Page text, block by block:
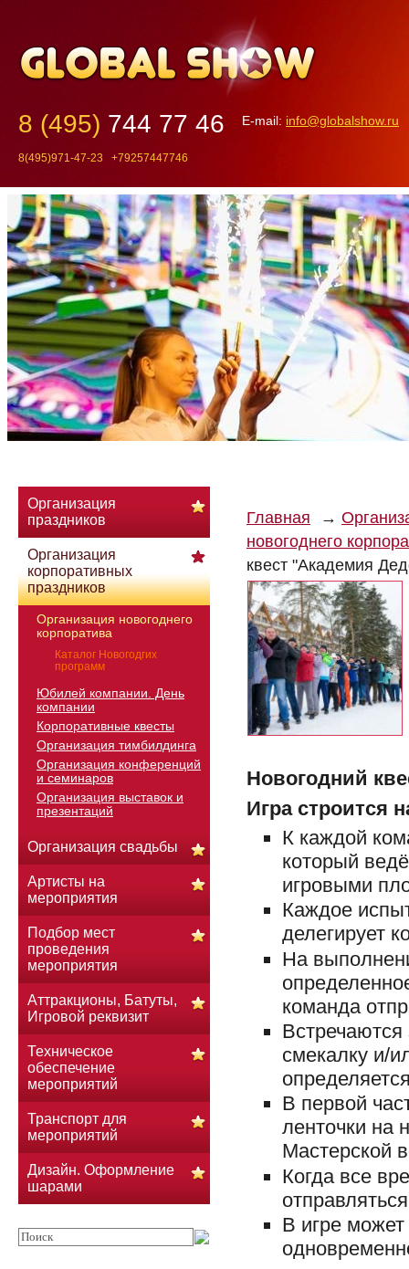
8 (495) 744 77 46
8(495)971-47-23 +79257447746
E-mail: info@globalshow.ru
Главная
новогоднего
квест "Академия
Новогодний
Игра строится
К каждой
который
игровыми
Каждое
делегирует
На
команда
смекалку и/
В первой
ленточки на
Мастерской
Когда все
В игре может
Организация
праздников
Организация
корпоративных
праздников
Организация новогоднего
корпоратива
Каталог Новогодгих
программ
Юбилей компании. День
компании
Корпоративные квесты
Организация тимбилдинга
Организация конференций
и семинаров
Организация выставок и
презентаций
Организация свадьбы
Артисты на
мероприятия
Подбор мест
проведения
мероприятия
Аттракционы, Батуты,
Игровой реквизит
Техническое
обеспечение
мероприятий
Транспорт для
мероприятий
Дизайн. Оформление
шарами